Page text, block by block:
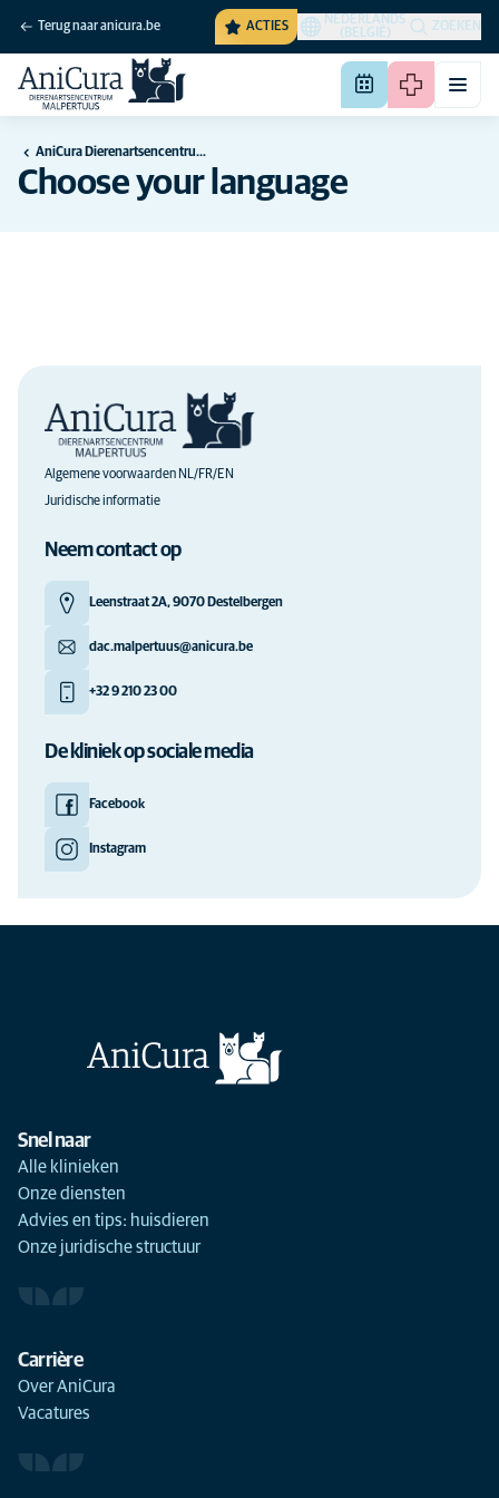
Terug naar anicura.be ACTIES
NEDERLANDS
(BELGIË)
ZOEKEN
AniCura Dierenartsencentrum Malpertuus te Destelbergen
Choose your language
Algemene voorwaarden NL/FR/EN
Juridische informatie
Neem contact op
Leenstraat 2A, 9070 Destelbergen
dac.malpertuus@anicura.be
+32 9 210 23 00
De kliniek op sociale media
Facebook
Instagram
Snel naar
Alle klinieken
Onze diensten
Advies en tips: huisdieren
Onze juridische structuur
Carrière
Over AniCura
Vacatures